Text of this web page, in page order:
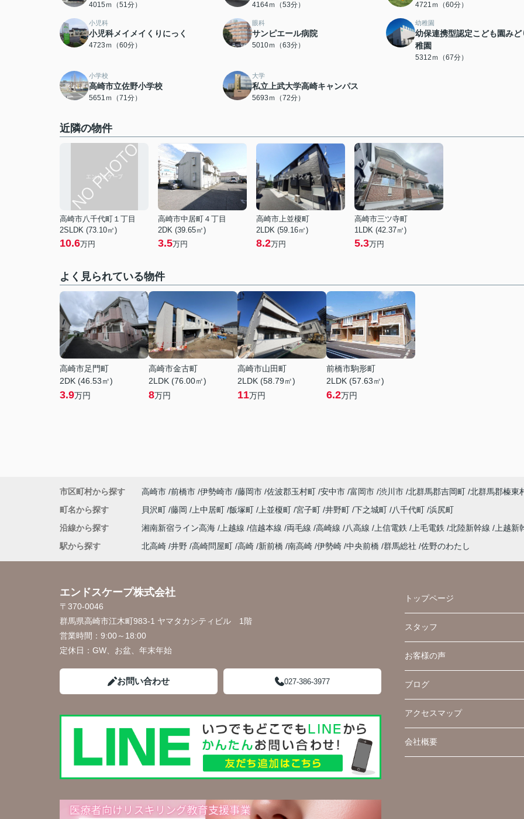
4015ｍ（51分） 4164ｍ（53分） 4721ｍ（60分）
小児科
小児科メイメイくりにっく
4723ｍ（60分）
眼科
サンピエール病院
5010ｍ（63分）
幼稚園
幼保連携型認定こども園みど
稚園
5312ｍ（67分）
小学校
高崎市立佐野小学校
5651ｍ（71分）
大学
私立上武大学高崎キャンパス
5693ｍ（72分）
近隣の物件
高崎市八千代町１丁目
2SLDK (73.10㎡)
10.6万円
高崎市中居町４丁目
2DK (39.65㎡)
3.5万円
高崎市上並榎町
2LDK (59.16㎡)
8.2万円
高崎市三ツ寺町
1LDK (42.37㎡)
5.3万円
よく見られている物件
高崎市足門町
2DK (46.53㎡)
3.9万円
高崎市金古町
2LDK (76.00㎡)
8万円
高崎市山田町
2LDK (58.79㎡)
11万円
前橋市駒形町
2LDK (57.63㎡)
6.2万円
市区町村から探す 高崎市 前橋市 伊勢崎市 藤岡市 佐波郡玉村町 安中市 富岡市 渋川市 北群馬郡吉岡町 北群馬郡榛東
町名から探す
貝沢町 藤岡 上中居町 飯塚町 上並榎町 宮子町 井野町 下之城町 八千代町 浜尻町
沿線から探す
湘南新宿ライン高海 上越線 信越本線 両毛線 高崎線 八高線 上信電鉄 上毛電鉄 北陸新幹線
上越新
駅から探す
北高崎 井野 高崎問屋町 高崎 新前橋 南高崎 伊勢崎 中央前橋 群馬総社 佐野のわたし
エンドスケープ株式会社
〒370-0046
群馬県高崎市江木町983-1 ヤマタカシティビル 1階
営業時間： 9:00～18:00
定休日： GW、お盆、年末年始
お問い合わせ 027-386-3977
トップページ
スタッフ
お客様の声
ブログ
アクセスマップ
会社概要